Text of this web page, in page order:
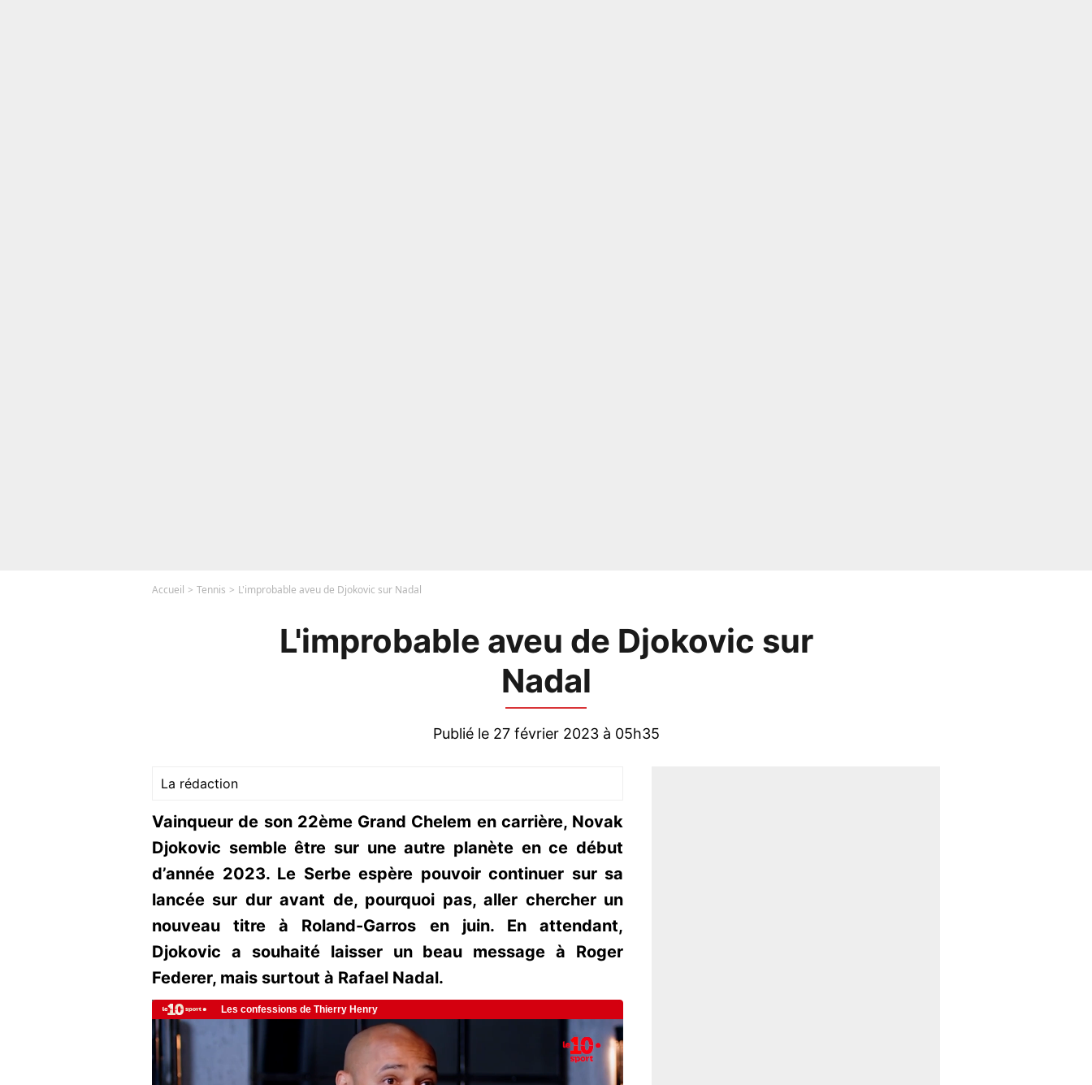
Accueil Tennis L'improbable aveu de Djokovic sur Nadal
L'improbable aveu de Djokovic sur
Nadal
Publié le 27 février 2023 à 05h35
La rédaction
Vainqueur de son 22ème Grand Chelem en carrière, Novak
Djokovic semble être sur une autre planète en ce début
d’année 2023. Le Serbe espère pouvoir continuer sur sa
lancée sur dur avant de, pourquoi pas, aller chercher un
nouveau titre à Roland-Garros en juin. En attendant,
Djokovic a souhaité laisser un beau message à Roger
Federer, mais surtout à Rafael Nadal.